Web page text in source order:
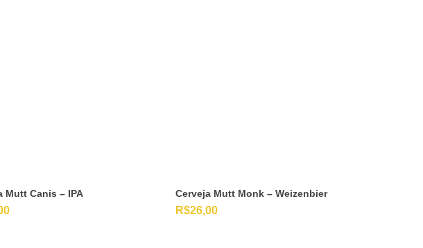
Mutt Canis – IPA Cerveja Mutt Monk – Weizenbier
R$26,00